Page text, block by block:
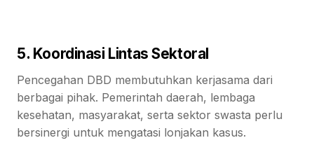
5. Koordinasi Lintas Sektoral
Pencegahan DBD membutuhkan kerjasama dari
berbagai pihak. Pemerintah daerah, lembaga
kesehatan, masyarakat, serta sektor swasta perlu
bersinergi untuk mengatasi lonjakan kasus.